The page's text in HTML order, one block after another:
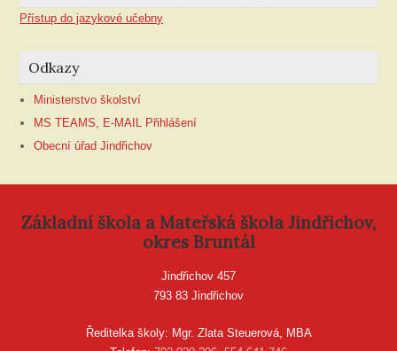
Přístup do jazykové učebny
Odkazy
Ministerstvo školství
MS TEAMS, E-MAIL Přihlášení
Obecní úřad Jindřichov
Základní škola a Mateřská škola Jindřichov,
okres Bruntál
Jindřichov 457
793 83 Jindřichov
Ředitelka školy: Mgr. Zlata Steuerová, MBA